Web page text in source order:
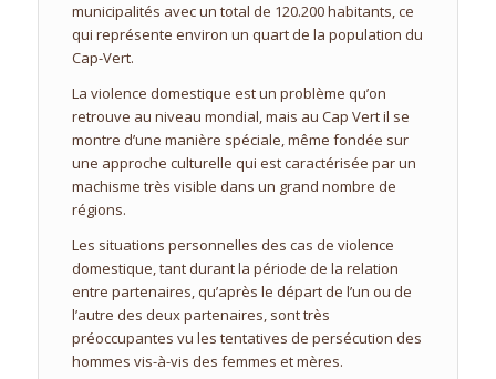
municipalités avec un total de 120.200 habitants, ce
qui représente environ un quart de la population du
Cap-Vert.
La violence domestique est un problème qu’on
retrouve au niveau mondial, mais au Cap Vert il se
montre d’une manière spéciale, même fondée sur
une approche culturelle qui est caractérisée par un
machisme très visible dans un grand nombre de
régions.
Les situations personnelles des cas de violence
domestique, tant durant la période de la relation
entre partenaires, qu’après le départ de l’un ou de
l’autre des deux partenaires, sont très
préoccupantes vu les tentatives de persécution des
hommes vis-à-vis des femmes et mères.